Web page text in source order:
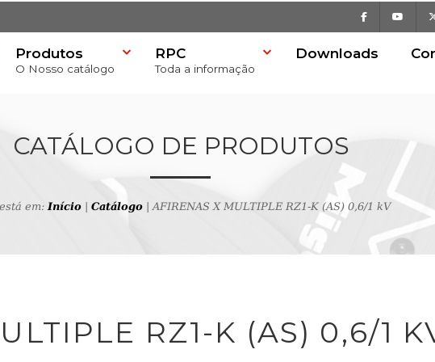
Facebook
Produtos
O Nosso catálogo
RPC
Toda a informação
Downloads
CATÁLOGO DE PRODUTOS
em:Início Catálogo | AFIRENAS X MULTIPLE RZ1-K (AS) 0,6/1 kV
RZ1-K (AS) 0,6/1